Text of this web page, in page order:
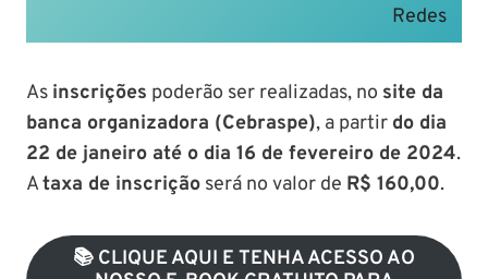
Redes
As inscrições poderão ser realizadas, no site da
banca organizadora (Cebraspe), a partir do dia
22 de janeiro até o dia 16 de fevereiro de 2024.
Ataxa de inscrição será no valor de R$ 160,00.
📚 CLIQUE AQUI E TENHA ACESSO AO